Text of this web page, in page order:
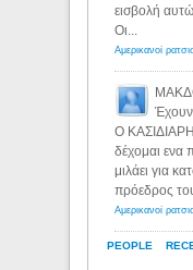
PEOPLE
εισβολή
Οι...
Ο
δέχομαι ενα
μιλάει για
πρόεδρος